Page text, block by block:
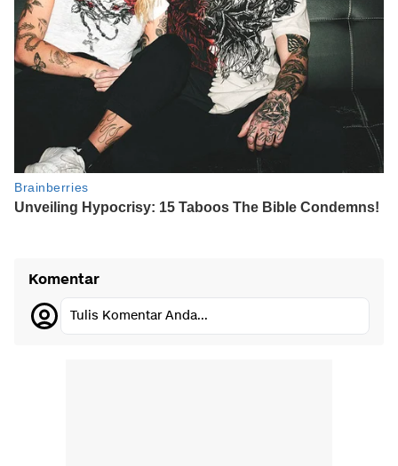
Komentar
Tulis Komentar Anda...